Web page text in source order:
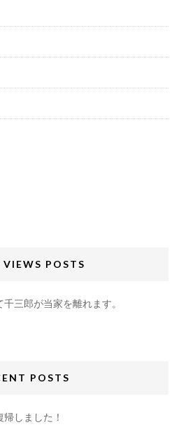
POSTS
三郎が当家を離れます。
POSTS
しました！